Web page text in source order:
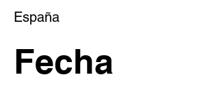
España
Fecha